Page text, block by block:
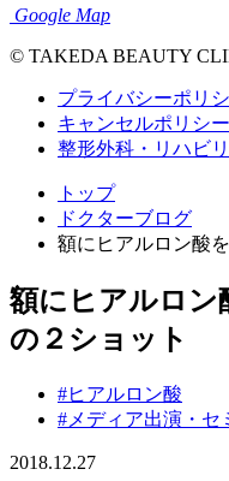
Google Map
© TAKEDA BEAUTY
プライバシーポリ
キャンセルポリシー
整形外科・リハビ
トップ
ドクターブログ
額にヒアルロン酸
額にヒアルロン
の２ショット
#ヒアルロン酸
#メディア出演・セ
2018.12.27